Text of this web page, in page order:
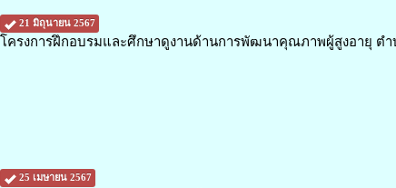
21 มิถุนายน 2567
โครงการฝึกอบรมและศึกษาดูงานด้านการพัฒนาคุณภาพผู้สูงอายุ ต
25 เมษายน 2567